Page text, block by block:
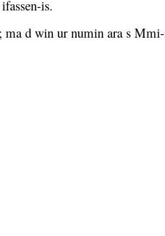
is.
d win ur numin ara s